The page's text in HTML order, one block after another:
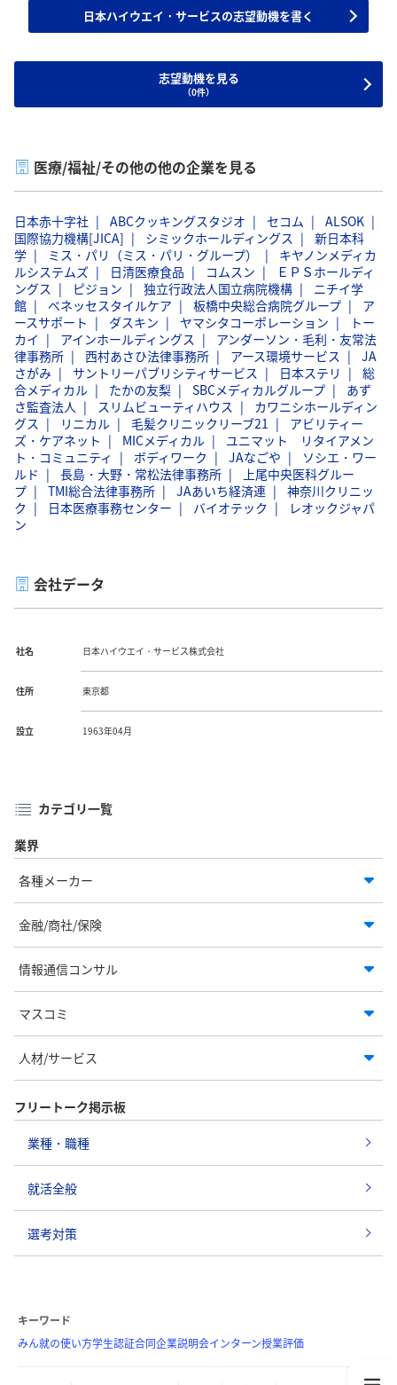
日本ハイウエイ・サービスの志望動機を書く
志望動機を見る
（0件）
医療/福祉/その他の他の企業を見る
日本赤十字社 ABCクッキングスタジオ セコム
ALSOK
国際協力機構[JICA]
シミックホールディングス
新日本科
学
ミス・パリ（ミス・パリ・グループ）
キヤノンメディカ
ルシステムズ
日清医療食品 コムスン
ＥＰＳホールディ
ングス
ピジョン 独立行政法人国立病院機構
ニチイ学
館
ベネッセスタイルケア 板橋中央総合病院グループ
ア
ースサポート
ダスキン ヤマシタコーポレーション
トー
カイ
アインホールディングス
アンダーソン・毛利・友常法
律事務所
西村あさひ法律事務所 アース環境サービス
JA
さがみ
サントリーパブリシティサービス 日本ステリ
総
合メディカル
たかの友梨 SBCメディカルグループ
あず
さ監査法人
スリムビューティハウス
カワニシホールディン
グス
リニカル 毛髪クリニックリーブ21
アビリティー
ズ・ケアネット
MICメディカル
ユニマット リタイアメン
ト・コミュニティ
ボディワーク JAなごや
ソシエ・ワー
ルド
長島・大野・常松法律事務所
上尾中央医科グルー
プ
TMI総合法律事務所 JAあいち経済連
神奈川クリニッ
ク
日本医療事務センター バイオテック
レオックジャパ
ン
会社データ
社名 日本ハイウエイ・サービス株式会社
住所 東京都
設立 1963年04月
カテゴリ一覧
業界
各種メーカー
金融/商社/保険
情報通信コンサル
マスコミ
人材/サービス
フリートーク掲示板
業種・職種
就活全般
選考対策
キーワード
みん就の使い方学生認証合同企業説明会インターン授業評価